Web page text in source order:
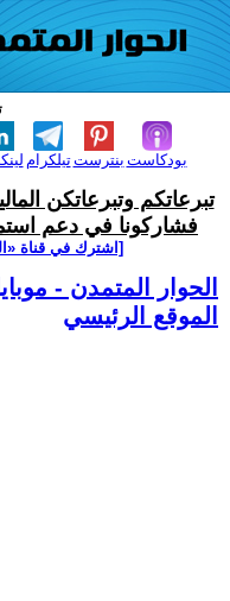
تيلكرامبنترست بودكاست
تبرعاتكم وتبرعاتكن
فشاركونا في دعم
[اشترك في قناة
الحوار المتمدن -
الموقع الرئيسي